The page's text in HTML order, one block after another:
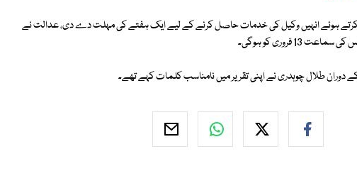
ہوئے انہیں وکیل کی خدمات حاصل کرنے کے لیے ایک ہفتے کی مہلت دے دی، عدالت نے
فروری کو ہوگی۔
دوران طلال چوہدری نے اپنی تقریر میں نامناسب کلمات کہے تھے۔